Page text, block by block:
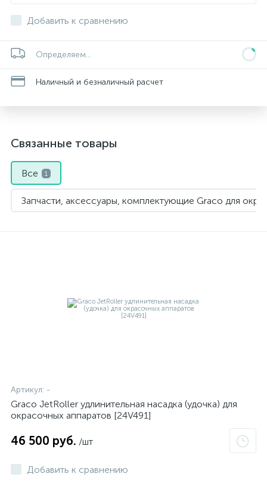
Добавить к сравнению
Определяем...
Наличный и безналичный расчет
Связанные товары
Все 1
Запчасти, аксессуары, комплектующие Graco для
Артикул: -
Graco JetRoller удлинительная насадка (удочка) для
окрасочных аппаратов [24V491]
46 500 руб. /шт
Добавить к сравнению